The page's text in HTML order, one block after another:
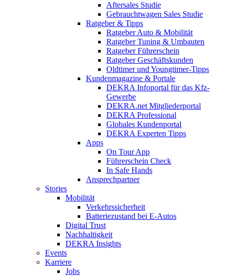
Aftersales Studie
Gebrauchtwagen Sales Studie
Ratgeber & Tipps
Ratgeber Auto & Mobilität
Ratgeber Tuning & Umbauten
Ratgeber Führerschein
Ratgeber Geschäftskunden
Oldtimer und Youngtimer-Tipps
Kundenmagazine & Portale
DEKRA Infoportal für das Kfz-
Gewerbe
DEKRA.net Mitgliederportal
DEKRA Professional
Globales Kundenportal
DEKRA Experten Tipps
Apps
On Tour App
Führerschein Check
In Safe Hands
Ansprechpartner
Stories
Mobilität
Verkehrssicherheit
Batteriezustand bei E-Autos
Digital Trust
Nachhaltigkeit
DEKRA Insights
Events
Karriere
Jobs